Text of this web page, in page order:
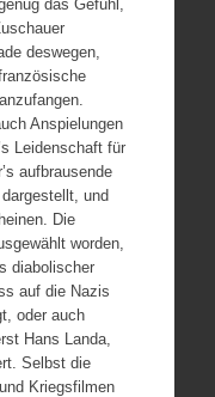
das Gefühl,
deswegen,
Anspielungen
Leidenschaft für
aufbrausende
und
Die
worden,
diabolischer
auf die Nazis
oder auch
Hans Landa,
Selbst die
Kriegsfilmen